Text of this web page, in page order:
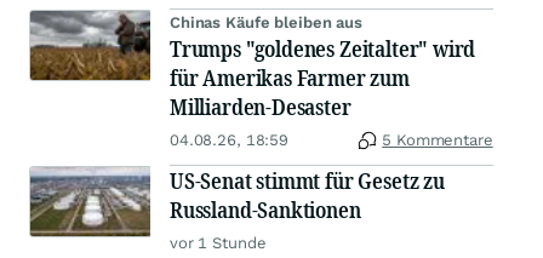
Chinas Käufe bleiben aus
Trumps "goldenes Zeitalter" wird
für Amerikas Farmer zum
Milliarden-Desaster
04.08.26, 18:59 5 Kommentare
US-Senat stimmt für Gesetz zu
Russland-Sanktionen
vor 1 Stunde